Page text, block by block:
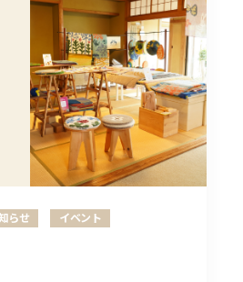
らせ
イベント